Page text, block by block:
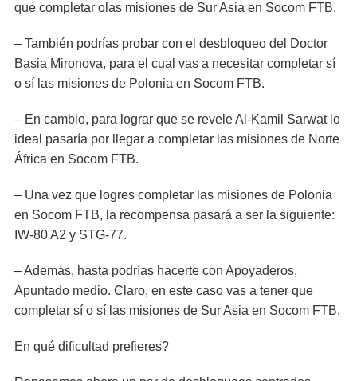
que completar olas misiones de Sur Asia en Socom FTB.
– También podrías probar con el desbloqueo del Doctor
Basia Mironova, para el cual vas a necesitar completar sí
o sí las misiones de Polonia en Socom FTB.
– En cambio, para lograr que se revele Al-Kamil Sarwat lo
ideal pasaría por llegar a completar las misiones de Norte
África en Socom FTB.
– Una vez que logres completar las misiones de Polonia
en Socom FTB, la recompensa pasará a ser la siguiente:
IW-80 A2 y STG-77.
– Además, hasta podrías hacerte con Apoyaderos,
Apuntado medio. Claro, en este caso vas a tener que
completar sí o sí las misiones de Sur Asia en Socom FTB.
En qué dificultad prefieres?